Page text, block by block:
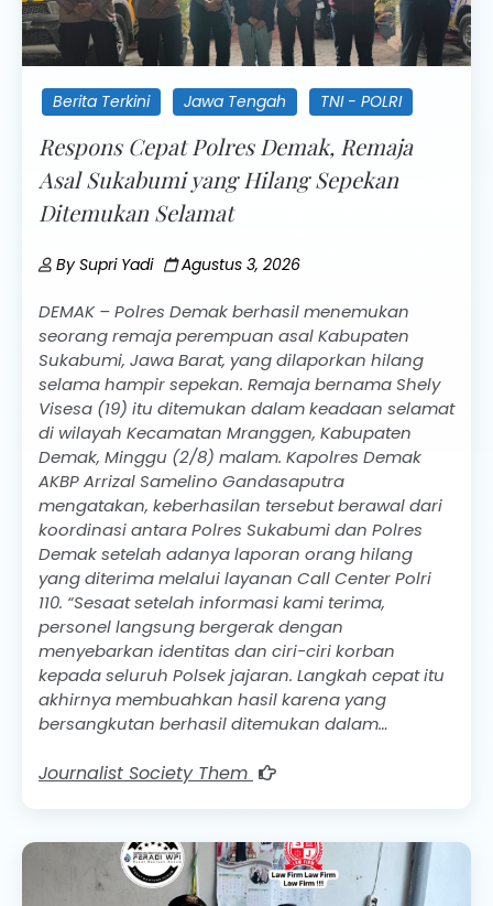
Berita Terkini Jawa Tengah TNI - POLRI
Respons Cepat Polres Demak, Remaja
Asal Sukabumi yang Hilang Sepekan
Ditemukan Selamat
BySupri Yadi Agustus 3, 2026
DEMAK – Polres Demak berhasil menemukan
seorang remaja perempuan asal Kabupaten
Sukabumi, Jawa Barat, yang dilaporkan hilang
selama hampir sepekan. Remaja bernama Shely
Visesa (19) itu ditemukan dalam keadaan selamat
di wilayah Kecamatan Mranggen, Kabupaten
Demak, Minggu (2/8) malam. Kapolres Demak
AKBP Arrizal Samelino Gandasaputra
mengatakan, keberhasilan tersebut berawal dari
koordinasi antara Polres Sukabumi dan Polres
Demak setelah adanya laporan orang hilang
yang diterima melalui layanan Call Center Polri
110. “Sesaat setelah informasi kami terima,
personel langsung bergerak dengan
menyebarkan identitas dan ciri-ciri korban
kepada seluruh Polsek jajaran. Langkah cepat itu
akhirnya membuahkan hasil karena yang
bersangkutan berhasil ditemukan dalam…
Journalist Society Them